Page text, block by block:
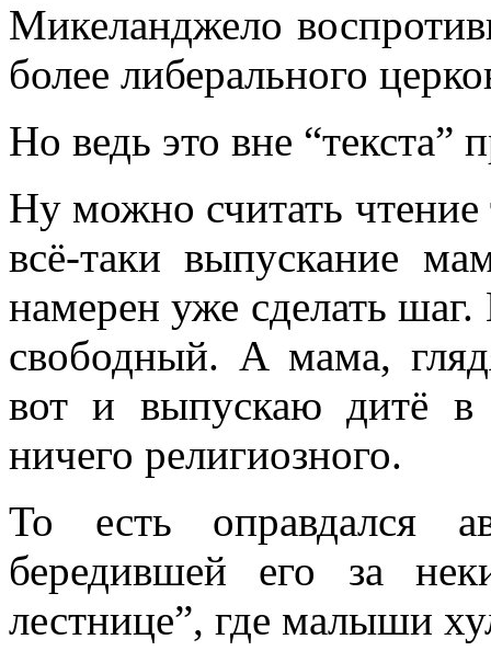
Микеланджело
более либерального
Но ведь это вне “текста”
Ну можно считать
всё-таки выпускание
намерен уже сделать шаг.
свободный. А мама,
вот и выпускаю дитё в
ничего религиозного.
То есть оправдался
бередившей его за
лестнице”, где малыши